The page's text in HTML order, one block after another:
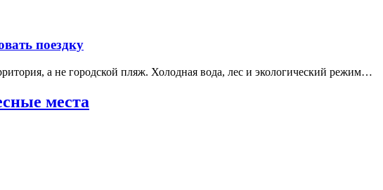
поездку
а не городской пляж. Холодная вода, лес и экологический режим…
места